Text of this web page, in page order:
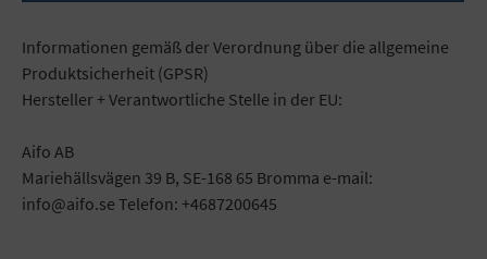
Informationen gemäß der Verordnung über die allgemeine
Produktsicherheit (GPSR)
Hersteller + Verantwortliche Stelle in der EU:
Aifo AB
Mariehällsvägen 39 B, SE-168 65 Bromma e-mail:
info@aifo.se Telefon: +4687200645